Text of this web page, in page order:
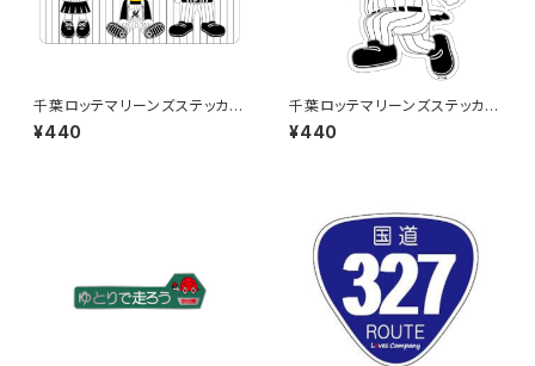
千葉ロッテマリーンズステッカー
10
¥440
千葉ロッテマリーンズステッカー
14
¥440